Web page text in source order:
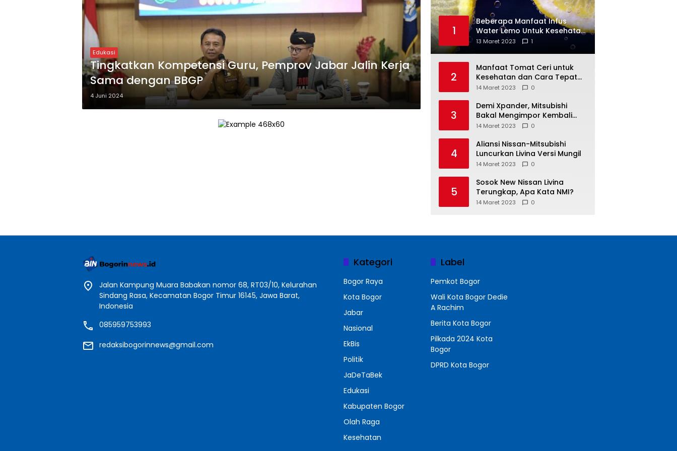
Edukasi
Tingkatkan Kompetensi Guru, Pemprov Jabar Jalin Kerja
Sama dengan BBGP
4 Juni 2024
1
Beberapa Manfaat Infus
Water Lemo Untuk Kesehatan
Anda
13 Maret 2023 1
2
Manfaat Tomat Ceri untuk
Kesehatan dan Cara Tepat
Mengonsumsinya
14 Maret 2023 0
3
Demi Xpander, Mitsubishi
Bakal Mengimpor Kembali
Pajero Sport
14 Maret 2023 0
4
Aliansi Nissan-Mitsubishi
Luncurkan Livina Versi Mungil
14 Maret 2023 0
5
Sosok New Nissan Livina
Terungkap, Apa Kata NMI?
14 Maret 2023 0
Jalan Kampung Muara Babakan nomor 68, RT03/10, Kelurahan
Sindang Rasa, Kecamatan Bogor Timur 16145, Jawa Barat,
Indonesia
085959753993
redaksibogorinnews@gmail.com
Kategori
Bogor Raya
Kota Bogor
Jabar
Nasional
EkBis
Politik
JaDeTaBek
Edukasi
Kabupaten Bogor
Olah Raga
Kesehatan
Label
Pemkot Bogor
Wali Kota Bogor Dedie
A Rachim
Berita Kota Bogor
Pilkada 2024 Kota
Bogor
DPRD Kota Bogor